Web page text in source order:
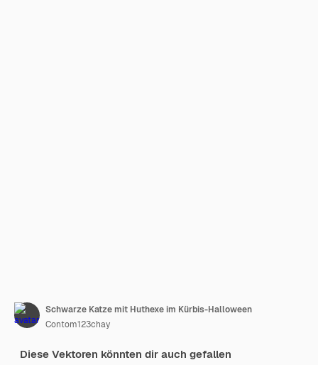
Schwarze Katze mit Huthexe im Kürbis-Halloween
Contom123chay
Diese Vektoren könnten dir auch gefallen